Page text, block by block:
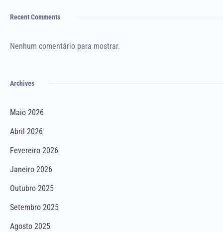
Recent Comments
Nenhum comentário para mostrar.
Archives
Maio 2026
Abril 2026
Fevereiro 2026
Janeiro 2026
Outubro 2025
Setembro 2025
Agosto 2025